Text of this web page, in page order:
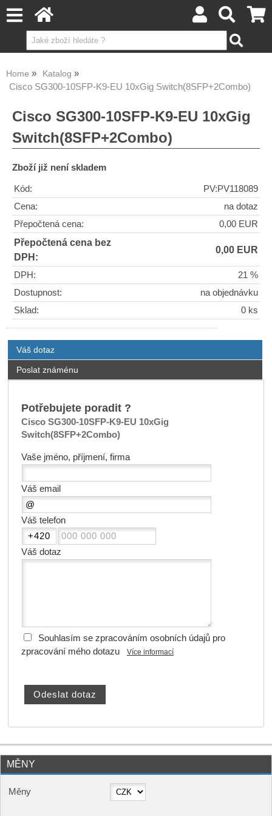
Home Katalog
Cisco SG300-10SFP-K9-EU 10xGig Switch(8SFP+2Combo)
Cisco SG300-10SFP-K9-EU 10xGig
Switch(8SFP+2Combo)
Zboží již není skladem
Kód:
PV:PV118089
Cena:
na dotaz
Přepočtená cena:
0,00 EUR
Přepočtená cena bez
DPH:
0,00 EUR
DPH:
21 %
Dostupnost:
na objednávku
Sklad:
0 ks
Váš dotaz
Poslat známénu
Potřebujete poradit ?
Cisco SG300-10SFP-K9-EU 10xGig
Switch(8SFP+2Combo)
Vaše jméno, příjmení, firma
Váš email
Váš telefon
Váš dotaz
Souhlasím se zpracováním osobních údajů pro
zpracování mého dotazu
Více informací
MĚNY
Měny